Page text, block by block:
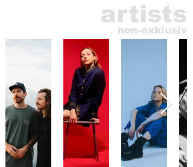
artists
non-exklusiv